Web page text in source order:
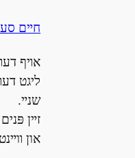
חײם
אױף
ליגט
שנײ.
זײן
און